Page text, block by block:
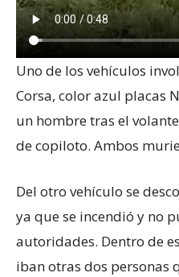
Uno de los vehículos
Corsa, color azul placas
un hombre tras el
de copiloto. Ambos
Del otro vehículo se
ya que se incendió y no
autoridades. Dentro de
iban otras dos personas